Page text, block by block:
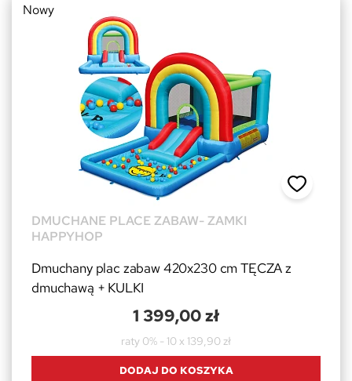
DMUCHANE PLACE ZABAW- ZAMKI
HAPPYHOP
Dmuchany plac zabaw 420x230 cm TĘCZA z
dmuchawą + KULKI
1 399,00 zł
Nowy
raty 0% - 10 x 139,90 zł
DODAJ DO KOSZYKA